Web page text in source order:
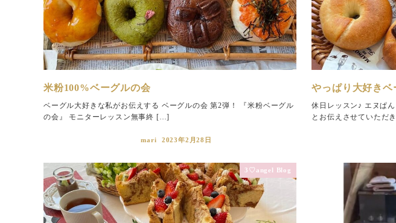
米粉100%ベーグルの会
ベーグル大好きな私がお伝えする ベーグルの会 第2弾！ 『米粉ベーグル
の会』 モニターレッスン無事終 […]
mari 2023年2月28日
やっぱり大好きベ
休日レッスン♪ エヌぱ
とお伝えさせていただ
3♡angel Blog